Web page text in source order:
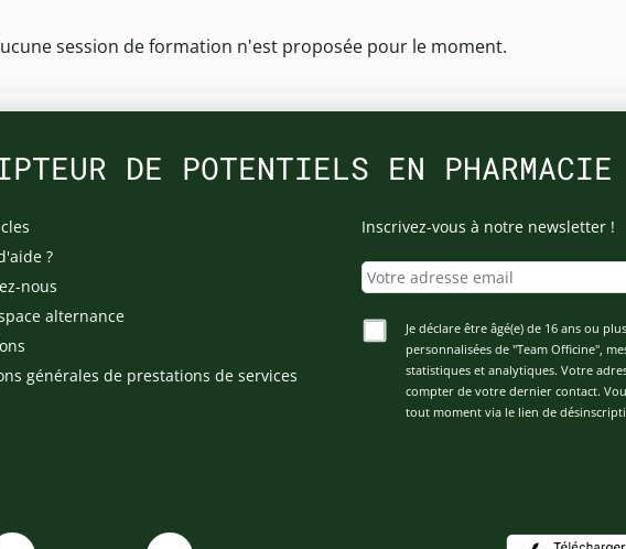
session de formation n'est proposée pour le moment.
DE POTENTIELS EN PHARMACIE
?
nous
alternance
générales de prestations de services
Inscrivez-vous à notre newsletter !
Je déclare être âgé(e) de 16 ans ou
personnalisées de "Team Officine",
statistiques et analytiques. Votre
compter de votre dernier contact.
tout moment via le lien de